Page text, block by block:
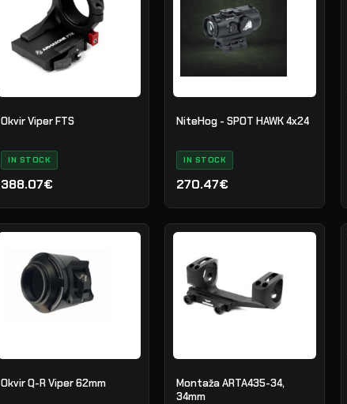
1,994.04€.
Okvir Viper FTS
IN STOCK
388.07€
NiteHog - SPOT HAWK 4x24
IN STOCK
270.47€
Okvir Q-R Viper 62mm
Montaža ARTA435-34,
34mm